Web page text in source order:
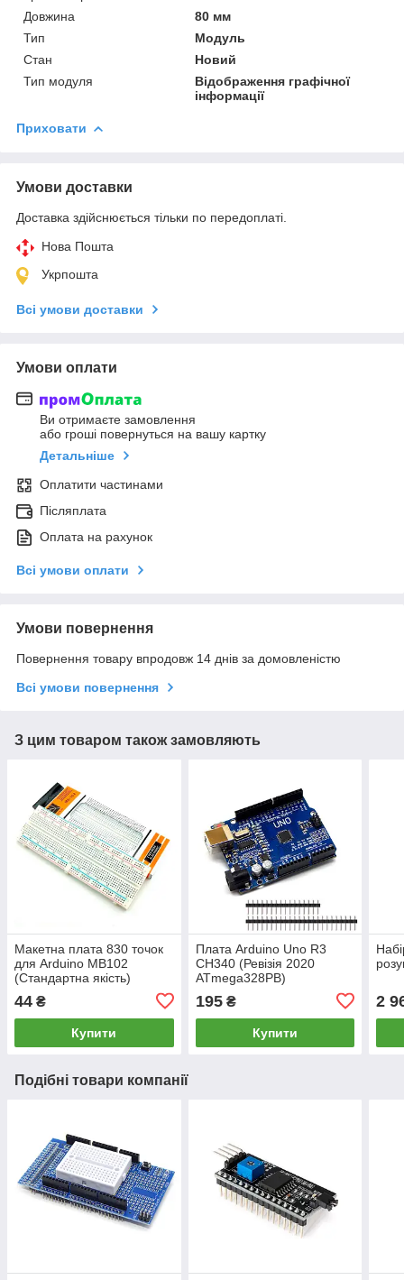
Довжина
80 мм
Тип
Модуль
Стан
Новий
Тип модуля
Відображення графічної
інформації
Приховати
Умови доставки
Доставка здійснюється тільки по передоплаті.
Нова Пошта
Укрпошта
Всі умови доставки
Умови оплати
Ви отримаєте замовлення
або гроші повернуться на вашу картку
Детальніше
Оплатити частинами
Післяплата
Оплата на рахунок
Всі умови оплати
Умови повернення
Повернення товару впродовж 14 днів за домовленістю
Всі умови повернення
З цим товаром також замовляють
Макетна плата 830 точок
для Arduino MB102
(Стандартна якість)
44 ₴
Купити
Плата Arduino Uno R3
CH340 (Ревізія 2020
ATmega328PB)
195₴
Купити
2
Подібні товари компанії